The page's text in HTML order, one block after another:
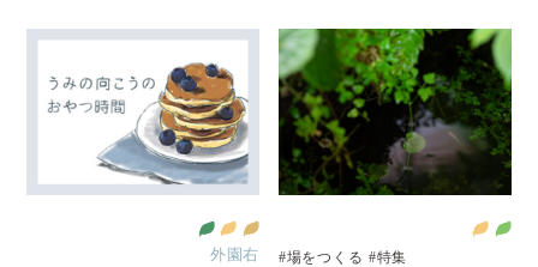
外園右 #場をつくる #特集